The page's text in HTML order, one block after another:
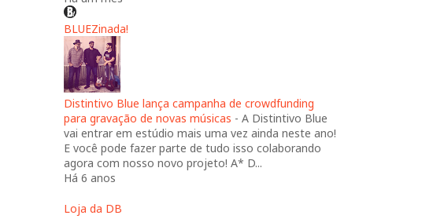
BLUEZinada!
Distintivo Blue lança campanha de crowdfunding
para gravação de novas músicas -A Distintivo Blue
vai entrar em estúdio mais uma vez ainda neste ano!
E você pode fazer parte de tudo isso colaborando
agora com nosso novo projeto! A* D...
Há 6 anos
Loja da DB